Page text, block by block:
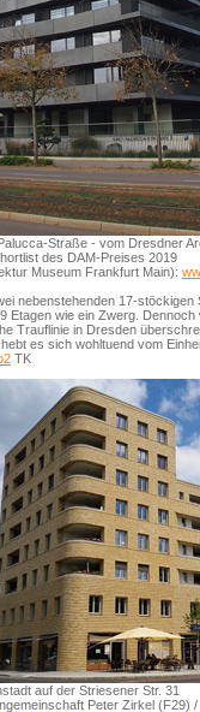
Straße - vom Dresdner
des DAM-Preises 2019
Museum Frankfurt Main):
nebenstehenden 17-
Etagen wie ein Zwerg.
Trauflinie in Dresden
es sich wohltuend vom
TK
auf der Striesener Str. 31
Peter Zirkel (F29)